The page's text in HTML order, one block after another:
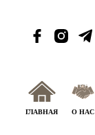
ГЛАВНАЯ О НАС